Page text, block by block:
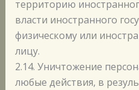
территорию
власти иностранного
физическому или
лицу.
2.14. Уничтожение
любые действия, в